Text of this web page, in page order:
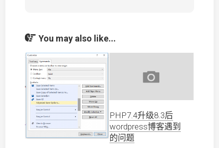
You may also like...
PHP7.4升级8.3后
wordpress博客遇到
的问题